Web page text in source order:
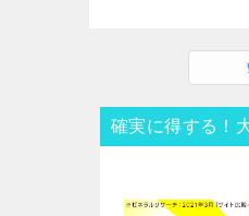
確実に得する！